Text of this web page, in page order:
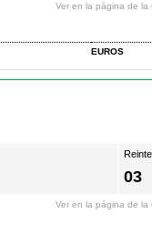
Ver en la página de la
EUROS
03
Ver en la página de la